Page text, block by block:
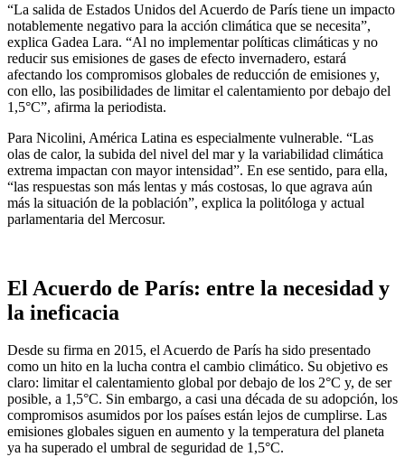
“La salida de Estados Unidos del Acuerdo de París tiene un impacto
notablemente negativo para la acción climática que se necesita”,
explica Gadea Lara. “Al no implementar políticas climáticas y no
reducir sus emisiones de gases de efecto invernadero, estará
afectando los compromisos globales de reducción de emisiones y,
con ello, las posibilidades de limitar el calentamiento por debajo del
1,5°C”, afirma la periodista.
Para Nicolini, América Latina es especialmente vulnerable. “Las
olas de calor, la subida del nivel del mar y la variabilidad climática
extrema impactan con mayor intensidad”. En ese sentido, para ella,
“las respuestas son más lentas y más costosas, lo que agrava aún
más la situación de la población”, explica la politóloga y actual
parlamentaria del Mercosur.
El Acuerdo de París: entre la necesidad y
la ineficacia
Desde su firma en 2015, el Acuerdo de París ha sido presentado
como un hito en la lucha contra el cambio climático. Su objetivo es
claro: limitar el calentamiento global por debajo de los 2°C y, de ser
posible, a 1,5°C. Sin embargo, a casi una década de su adopción, los
compromisos asumidos por los países están lejos de cumplirse. Las
emisiones globales siguen en aumento y la temperatura del planeta
ya ha superado el umbral de seguridad de 1,5°C.